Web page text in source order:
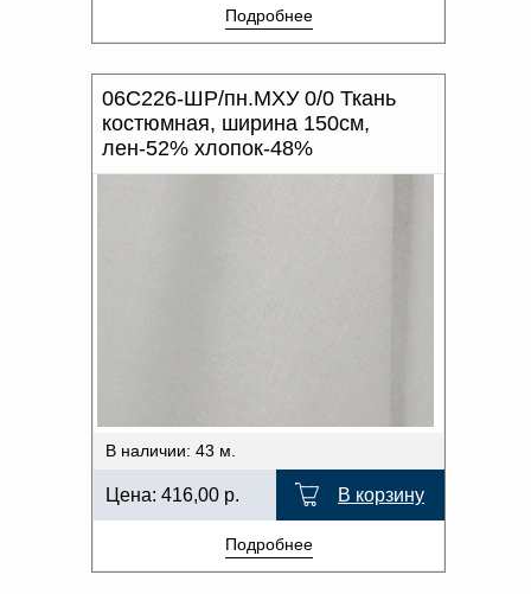
Подробнее
06С226-ШР/пн.МХУ 0/0 Ткань
костюмная, ширина 150см,
лен-52% хлопок-48%
В наличии: 43 м.
Цена: 416,00 р. В корзину
Подробнее